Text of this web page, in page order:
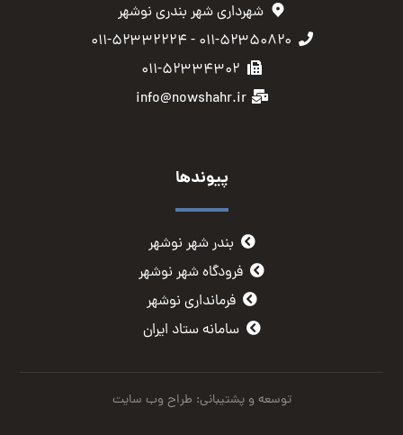
شهرداری شهر بندری نوشهر
۰۱۱-۵۲۳۵۰۸۲۰ - ۰۱۱-۵۲۳۳۲۲۲۴
۰۱۱-۵۲۳۳۴۳۰۲
info@nowshahr.ir
پیوندها
بندر شهر نوشهر
فرودگاه شهر نوشهر
فرمانداری نوشهر
سامانه ستاد ایران
توسعه و پشتیبانی: طراح وب سایت